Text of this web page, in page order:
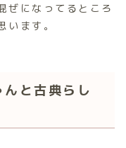
ぜになってるところ
います。
と古典らし